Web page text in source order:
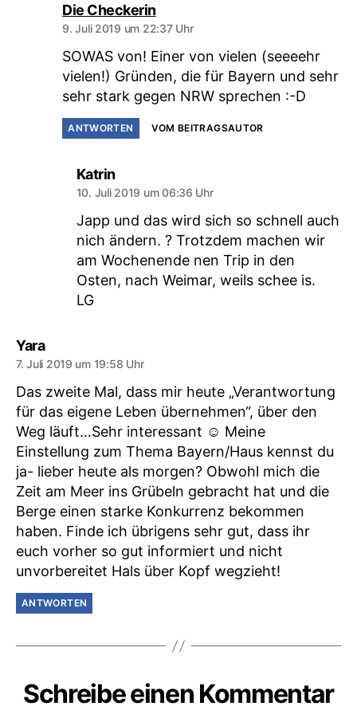
Die Checkerinsagt:
9. Juli 2019 um 22:37 Uhr
SOWAS von! Einer von vielen (seeeehr
vielen!) Gründen, die für Bayern und sehr
sehr stark gegen NRW sprechen :-D
ANTWORTEN VOM BEITRAGSAUTOR
Katrinsagt:
10. Juli 2019 um 06:36 Uhr
Japp und das wird sich so schnell auch
nich ändern. ? Trotzdem machen wir
am Wochenende nen Trip in den
Osten, nach Weimar, weils schee is.
LG
Yarasagt:
7. Juli 2019 um 19:58 Uhr
Das zweite Mal, dass mir heute „Verantwortung
für das eigene Leben übernehmen“, über den
Weg läuft…Sehr interessant ☺️ Meine
Einstellung zum Thema Bayern/Haus kennst du
ja- lieber heute als morgen? Obwohl mich die
Zeit am Meer ins Grübeln gebracht hat und die
Berge einen starke Konkurrenz bekommen
haben. Finde ich übrigens sehr gut, dass ihr
euch vorher so gut informiert und nicht
unvorbereitet Hals über Kopf wegzieht!
ANTWORTEN
Schreibe einen Kommentar